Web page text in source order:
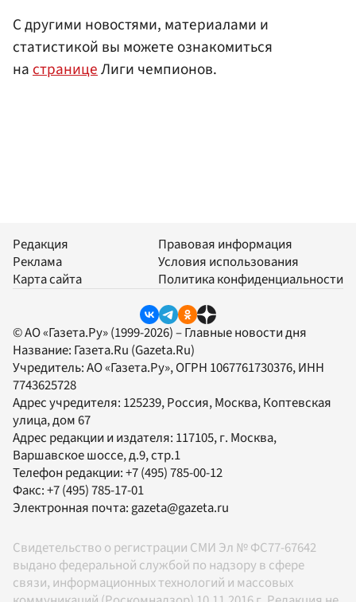
С другими новостями, материалами и
статистикой вы можете ознакомиться
настраницеЛиги чемпионов.
Редакция
Реклама
Карта сайта
Правовая информация
Условия использования
Политика конфиденциальности
© АО «Газета.Ру» (1999-2026) – Главные новости дня
Название: Газета.Ru (Gazeta.Ru)
Учредитель:АО «Газета.Ру», ОГРН 1067761730376, ИНН
7743625728
Адрес учредителя: 125239, Россия, Москва, Коптевская
улица, дом 67
Адрес редакции и издателя: 117105, г. Москва,
Варшавское шоссе, д.9, стр.1
Телефон редакции:+7 (495) 785-00-12
Факс:+7 (495) 785-17-01
Электронная почта: gazeta@gazeta.ru
Свидетельство о регистрации СМИ Эл № ФС77-67642
выдано федеральной службой по надзору в сфере
связи, информационных технологий и массовых